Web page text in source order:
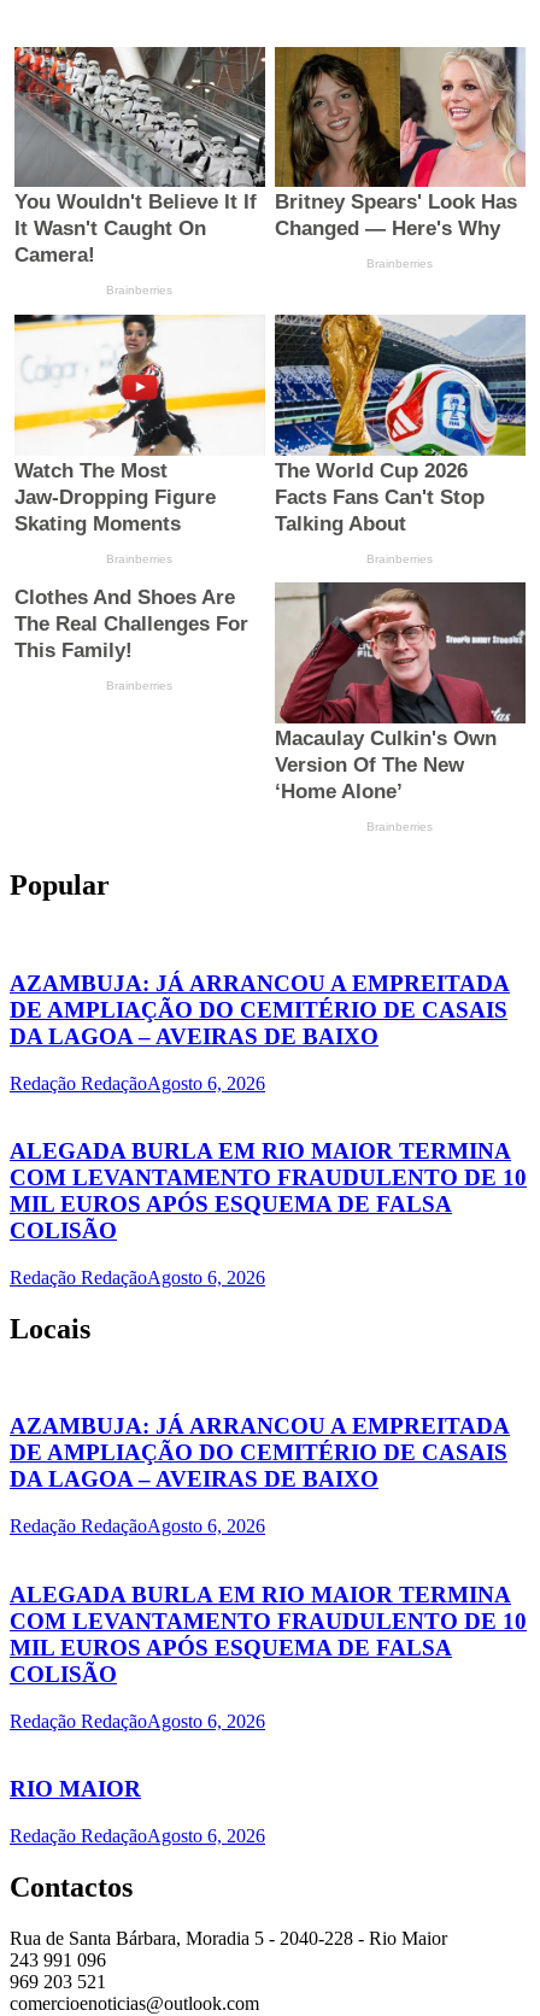
Popular
AZAMBUJA: JÁ ARRANCOU A EMPREITADA
DE AMPLIAÇÃO DO CEMITÉRIO DE CASAIS
DA LAGOA – AVEIRAS DE BAIXO
Redação RedaçãoAgosto 6, 2026
ALEGADA BURLA EM RIO MAIOR TERMINA
COM LEVANTAMENTO FRAUDULENTO DE 10
MIL EUROS APÓS ESQUEMA DE FALSA
COLISÃO
Redação RedaçãoAgosto 6, 2026
Locais
AZAMBUJA: JÁ ARRANCOU A EMPREITADA
DE AMPLIAÇÃO DO CEMITÉRIO DE CASAIS
DA LAGOA – AVEIRAS DE BAIXO
Redação RedaçãoAgosto 6, 2026
ALEGADA BURLA EM RIO MAIOR TERMINA
COM LEVANTAMENTO FRAUDULENTO DE 10
MIL EUROS APÓS ESQUEMA DE FALSA
COLISÃO
Redação RedaçãoAgosto 6, 2026
RIO MAIOR
Redação RedaçãoAgosto 6, 2026
Contactos
Rua de Santa Bárbara, Moradia 5 - 2040-228 - Rio Maior
243 991 096
969 203 521
comercioenoticias@outlook.com